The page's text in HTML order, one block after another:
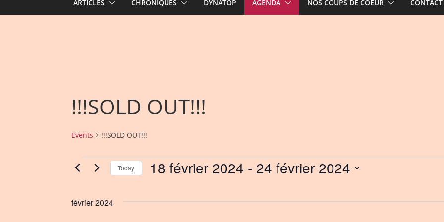
ARTICLES CHRONIQUES DYNATOP AGENDA NOS COUPS DE COEUR CONTACT
!!!SOLD OUT!!!
Events !!!SOLD OUT!!!
EventsToday 18 février 2024 - 24 février 2024
février 2024